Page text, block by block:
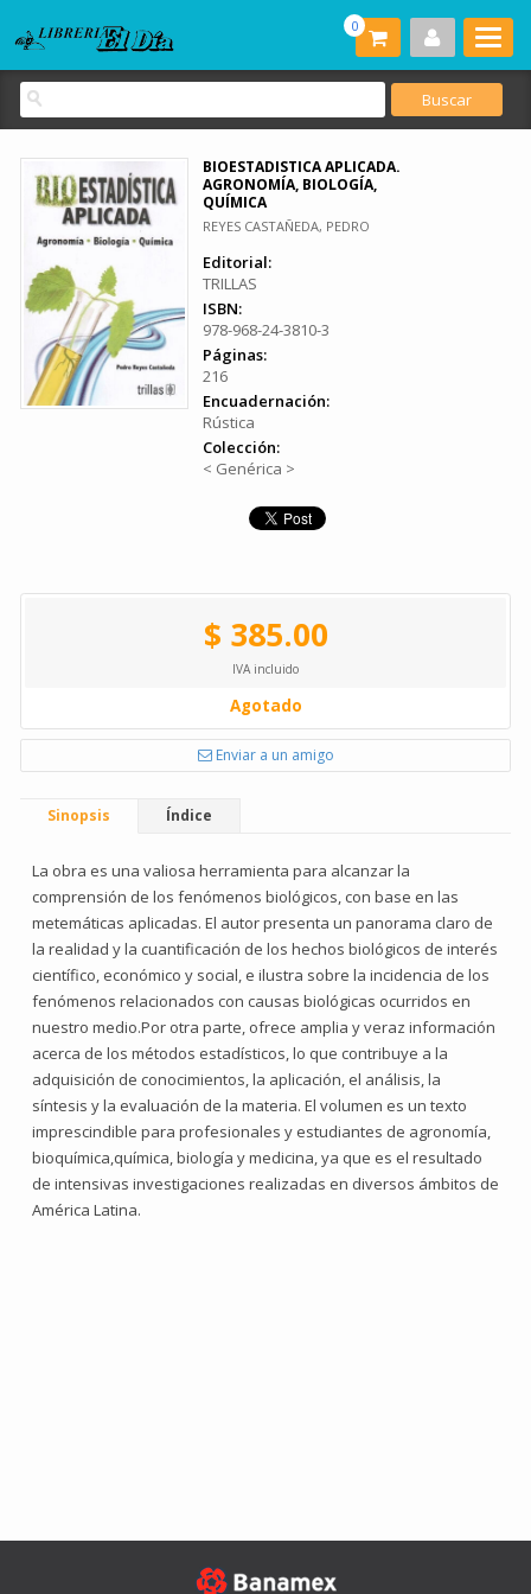
0
BIOESTADISTICA APLICADA.
AGRONOMÍA, BIOLOGÍA,
QUÍMICA
REYES CASTAÑEDA, PEDRO
Editorial:
TRILLAS
ISBN:
978-968-24-3810-3
Páginas:
216
Encuadernación:
Rústica
Colección:
< Genérica >
$ 385.00
IVA incluido
Agotado
Enviar a un amigo
Sinopsis Índice
La obra es una valiosa herramienta para alcanzar la
comprensión de los fenómenos biológicos, con base en las
metemáticas aplicadas. El autor presenta un panorama claro de
la realidad y la cuantificación de los hechos biológicos de interés
científico, económico y social, e ilustra sobre la incidencia de los
fenómenos relacionados con causas biológicas ocurridos en
nuestro medio.Por otra parte, ofrece amplia y veraz información
acerca de los métodos estadísticos, lo que contribuye a la
adquisición de conocimientos, la aplicación, el análisis, la
síntesis y la evaluación de la materia. El volumen es un texto
imprescindible para profesionales y estudiantes de agronomía,
bioquímica,química, biología y medicina, ya que es el resultado
de intensivas investigaciones realizadas en diversos ámbitos de
América Latina.